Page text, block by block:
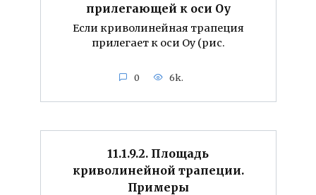
прилегающей к оси Оу
Если криволинейная трапеция
прилегает к оси Оу (рис.
0 6k.
11.1.9.2. Площадь
криволинейной трапеции.
Примеры